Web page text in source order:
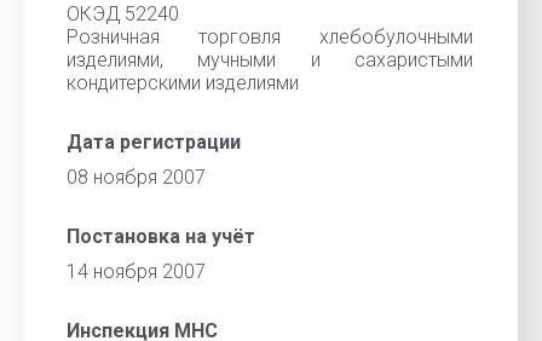
ОКЭД 52240
Розничная торговля хлебобулочными
изделиями, мучными и сахаристыми
кондитерскими изделиями
Дата регистрации
08 ноября 2007
Постановка на учёт
14 ноября 2007
Инспекция МНС